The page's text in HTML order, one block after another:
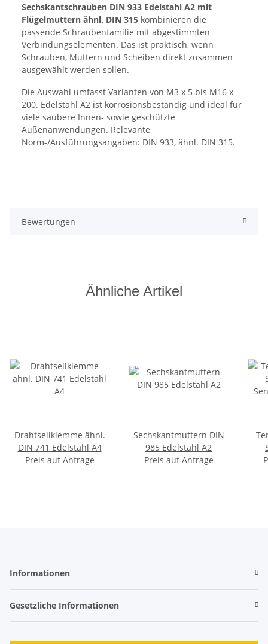
Sechskantschrauben DIN 933 Edelstahl A2 mit
Flügelmuttern ähnl. DIN 315 kombinieren die
passende Schraubenfamilie mit abgestimmten
Verbindungselementen. Das ist praktisch, wenn
Schrauben, Muttern und Scheiben direkt zusammen
ausgewählt werden sollen.
Die Auswahl umfasst Varianten von M3 x 5 bis M16 x
200. Edelstahl A2 ist korrosionsbeständig und ideal für
viele saubere Innen- sowie geschützte
Außenanwendungen. Relevante
Norm-/Ausführungsangaben: DIN 933, ähnl. DIN 315.
Bewertungen
Ähnliche Artikel
Drahtseilklemme ähnl.
DIN 741 Edelstahl A4
Preis auf Anfrage
Sechskantmuttern DIN
985 Edelstahl A2
Preis auf Anfrage
Informationen
Gesetzliche Informationen